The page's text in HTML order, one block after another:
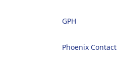
GPH
Phoenix Contact